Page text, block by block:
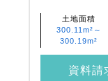
土地面積
300.11m²～
300.19m²
資料請